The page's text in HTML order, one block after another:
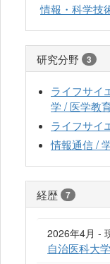
情報・科学技
研究分野 3
ライフサイ
学 / 医学教
ライフサイ
情報通信 /
経歴 7
2026年4月 -
自治医科大